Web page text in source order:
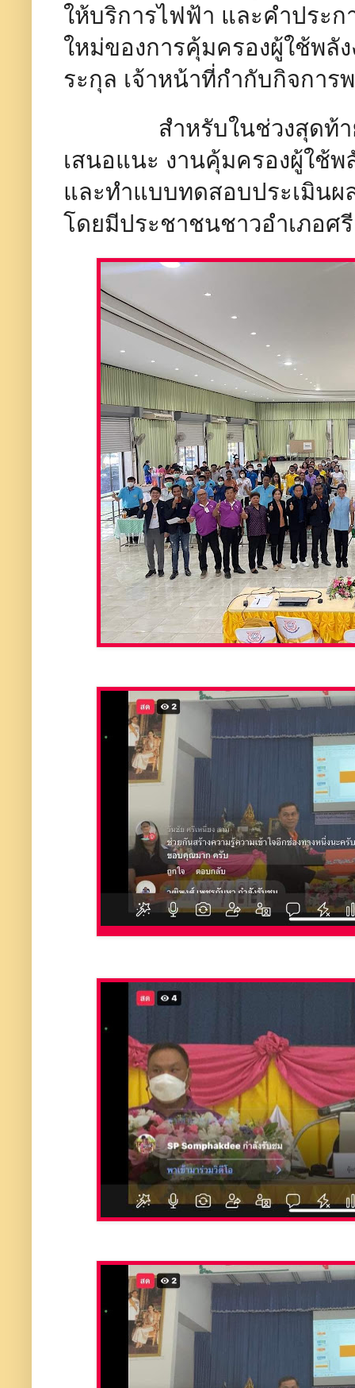
ให้บริการไฟฟ้า และคำประ
ใหม่ของการคุ้มครองผู้ใช้พลั
ระกุล เจ้าหน้าที่กำกับกิจกา
สำหรับในช่วงสุดท้ายเ
เสนอแนะ งานคุ้มครองผู้ใช้พ
และทำแบบทดสอบประเมินผ
โดยมีประชาชนชาวอำเภอศ